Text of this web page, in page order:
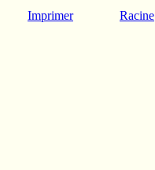
Imprimer Racine